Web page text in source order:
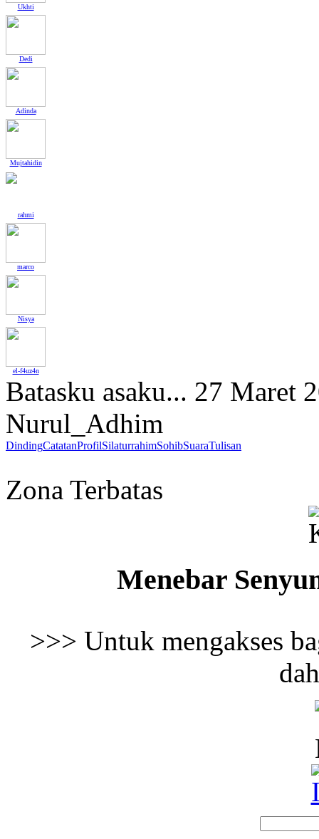
Ukhti
Dedi
Adinda
Mujtahidin
rahmi
marco
Nisya
el-f4uz4n
Batasku asaku... 27 Maret
Nurul_Adhim
DindingCatatanProfilSilaturrahimSohibSuaraTulisan
Zona Terbatas
Menebar
>>> Untuk mengakses